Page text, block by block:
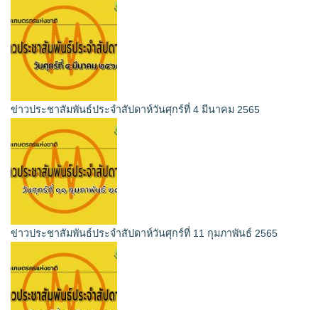
ข่าวประชาสัมพันธ์ประจำสัปดาห์วันศุกร์ที่ 4 มีนาคม 2565
ข่าวประชาสัมพันธ์ประจำสัปดาห์วันศุกร์ที่ 11 กุมภาพันธ์ 2565